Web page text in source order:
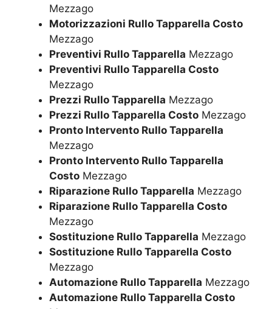
Mezzago
Motorizzazioni Rullo Tapparella Costo
Mezzago
Preventivi Rullo Tapparella Mezzago
Preventivi Rullo Tapparella Costo
Mezzago
Prezzi Rullo Tapparella Mezzago
Prezzi Rullo Tapparella Costo Mezzago
Pronto Intervento Rullo Tapparella
Mezzago
Pronto Intervento Rullo Tapparella
Costo Mezzago
Riparazione Rullo Tapparella Mezzago
Riparazione Rullo Tapparella Costo
Mezzago
Sostituzione Rullo Tapparella Mezzago
Sostituzione Rullo Tapparella Costo
Mezzago
Automazione Rullo Tapparella Mezzago
Automazione Rullo Tapparella Costo